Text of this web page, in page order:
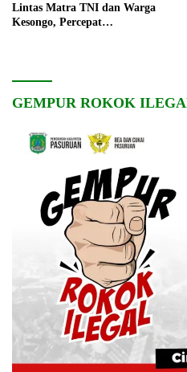
Lintas Matra TNI dan Warga
Kesongo, Percepat
GEMPUR ROKOK